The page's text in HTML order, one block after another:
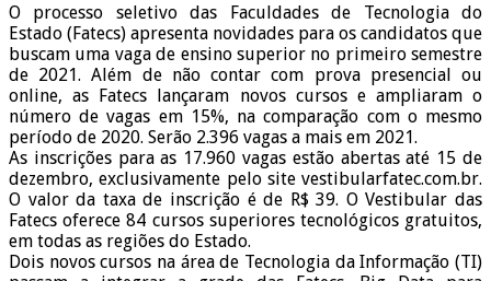
O processo seletivo das Faculdades de Tecnologia do
Estado (Fatecs) apresenta novidades para os candidatos que
buscam uma vaga de ensino superior no primeiro semestre
de 2021. Além de não contar com prova presencial ou
online, as Fatecs lançaram novos cursos e ampliaram o
número de vagas em 15%, na comparação com o mesmo
período de 2020. Serão 2.396 vagas a mais em 2021.
As inscrições para as 17.960 vagas estão abertas até 15 de
dezembro, exclusivamente pelo site vestibularfatec.com.br.
O valor da taxa de inscrição é de R$ 39. O Vestibular das
Fatecs oferece 84 cursos superiores tecnológicos gratuitos,
em todas as regiões do Estado.
Dois novos cursos na área de Tecnologia da Informação (TI)